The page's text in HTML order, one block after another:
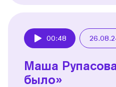
00:48
Маша
было»